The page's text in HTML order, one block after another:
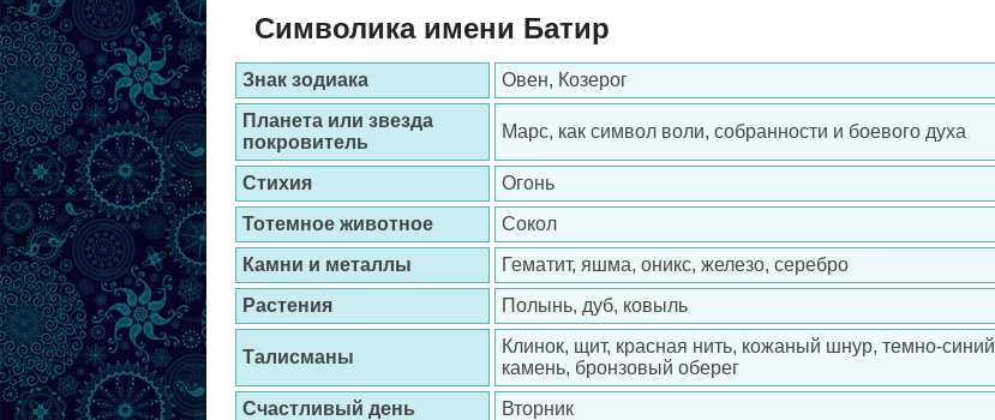
Символика имени Батир
Знак зодиака
Овен, Козерог
Планета или звезда
покровитель
Марс, как символ воли, собранности и боевого духа
Стихия
Огонь
Тотемное животное
Сокол
Камни и металлы
Гематит, яшма, оникс, железо, серебро
Растения
Полынь, дуб, ковыль
Талисманы
Клинок, щит, красная нить, кожаный шнур, темно-синий
камень, бронзовый оберег
Счастливый день
Вторник